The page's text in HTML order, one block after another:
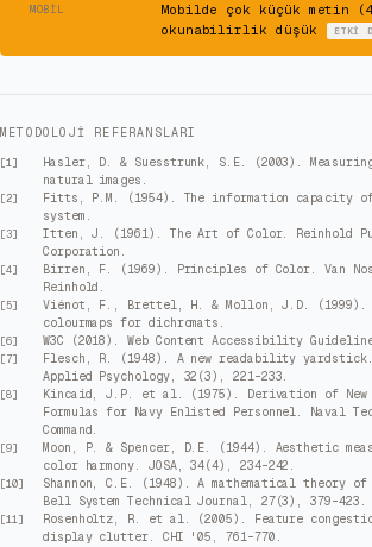
MOBIL
Mobilde çok küçük metin
okunabilirlik düşük
ETKI
METODOLOJI REFERANSLARI
[1]
Hasler, D. & Suesstrunk, S.E. (2003).
natural images.
[2]
Fitts, P.M. (1954). The information capacity of
system.
[3]
Itten, J. (1961). The Art of Color. Reinhold
Corporation.
[4]
Birren, F. (1969). Principles of Color. Van
Reinhold.
[5]
Viénot, F., Brettel, H. & Mollon, J.D.
colourmaps for dichromats.
[6] W3C (2018). Web Content Accessibility
[7]
Flesch, R. (1948). A new readability
Applied Psychology, 32(3), 221–233.
[8]
Kincaid, J.P. et al. (1975). Derivation of New
Formulas for Navy Enlisted Personnel. Naval
Command.
[9]
Moon, P. & Spencer, D.E. (1944). Aesthetic
color harmony. JOSA, 34(4), 234–242.
[10]
Shannon, C.E. (1948). A mathematical theory of
Bell System Technical Journal, 27(3), 379–423.
[11]
Rosenholtz, R. et al. (2005). Feature
display clutter. CHI '05, 761–770.